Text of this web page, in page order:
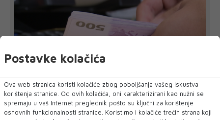
Gdje je najveći, a gdje najmanji minimalac u
Postavke kolačića
Ova web stranica koristi kolačiće zbog poboljšanja vašeg iskustva
korištenja stranice. Od ovih kolačića, oni karakterizirani kao nužni se
spremaju u vaš Internet preglednik pošto su ključni za korištenje
osnovnih funkcionalnosti stranice. Koristimo i kolačiće trećih strana koji